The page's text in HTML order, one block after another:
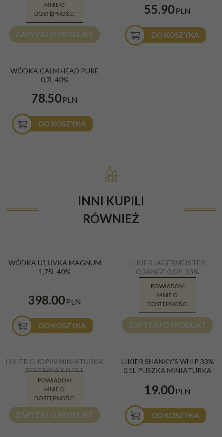
89.90PLN
ZAPYTAJ O PRODUKT
MNIE O
DOSTĘPNOŚCI
55.90PLN
DO KOSZYKA
WÓDKA CALM HEAD PURE
0,7L 40%
78.50PLN
DO KOSZYKA
INNI KUPILI
RÓWNIEŻ
WÓDKA U'LUVKA MAGNUM
1,75L 40%
398.00PLN
DO KOSZYKA
LIKIER JAGERMEISTER
ORANGE 0,02L 33%
MINIATURKA
9.90 PLN
ZAPYTAJ O PRODUKT
POWIADOM
MNIE O
DOSTĘPNOŚCI
LIKIER CHOPIN MINIATURKA
ZESTAW 4 X 0,05 L
49.99PLN
ZAPYTAJ O PRODUKT
POWIADOM
MNIE O
DOSTĘPNOŚCI
LIKIER SHANKY'S WHIP 33%
0,1L PUSZKA MINIATURKA
19.00PLN
DO KOSZYKA